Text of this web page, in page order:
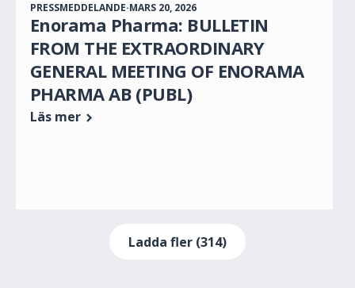
PRESSMEDDELANDE·MARS 20, 2026
Enorama Pharma: BULLETIN
FROM THE EXTRAORDINARY
GENERAL MEETING OF ENORAMA
PHARMA AB (PUBL)
Läs mer
Ladda fler (314)